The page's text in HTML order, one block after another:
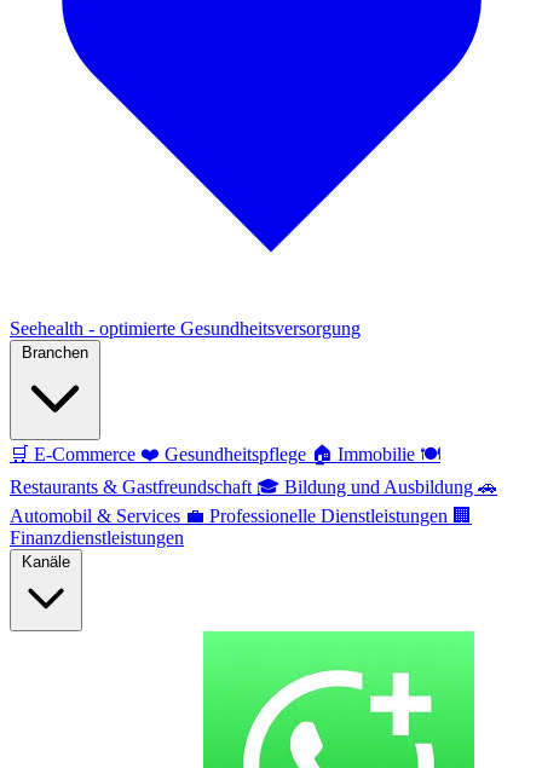
Seehealth - optimierte Gesundheitsversorgung
🛒 E-Commerce ❤️ Gesundheitspflege 🏠 Immobilie 🍽️
Restaurants & Gastfreundschaft 🎓 Bildung und Ausbildung 🚗
Automobil & Services 💼 Professionelle Dienstleistungen 🏢
Finanzdienstleistungen